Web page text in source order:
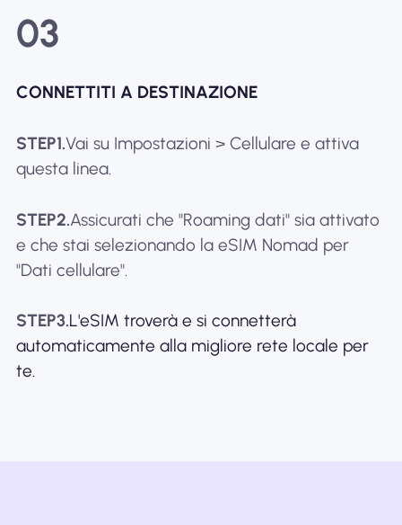
03
CONNETTITI A DESTINAZIONE
STEP1.Vai su Impostazioni > Cellulare e attiva
questa linea.
STEP2.Assicurati che "Roaming dati" sia attivato
e che stai selezionando la eSIM Nomad per
"Dati cellulare".
STEP3.L'eSIM troverà e si connetterà
automaticamente alla migliore rete locale per
te.